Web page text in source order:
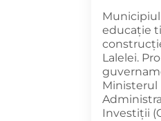
educație
Lalelei.
Ministerul
Investiții